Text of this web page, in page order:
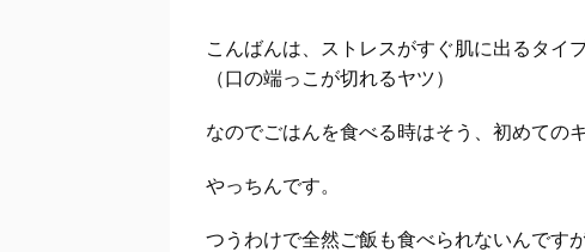
こんばんは、ストレスがすぐ肌に出るタイ
（口の端っこが切れるヤツ）
なのでごはんを食べる時はそう、初めての
やっちんです。
つうわけで全然ご飯も食べられないんです